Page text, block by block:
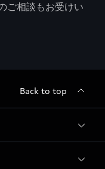
ご相談もお受けい
Back to top